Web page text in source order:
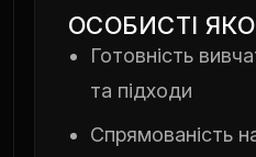
ОСОБИСТІ
Готовність
та підходи
Спрямованість